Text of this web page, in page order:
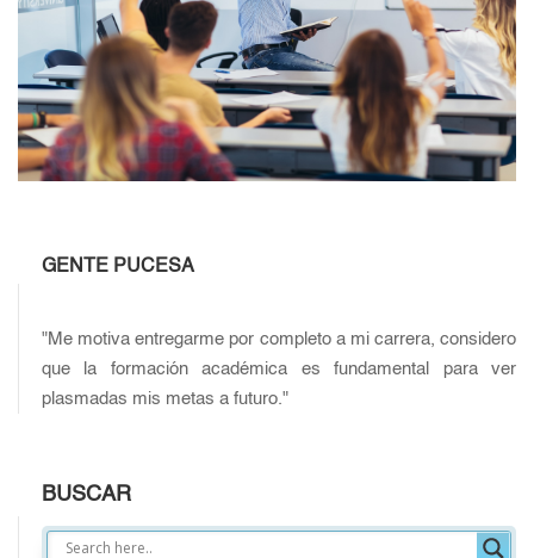
GENTE PUCESA
"Me motiva entregarme por completo a mi carrera, considero
que la formación académica es fundamental para ver
plasmadas mis metas a futuro."
BUSCAR